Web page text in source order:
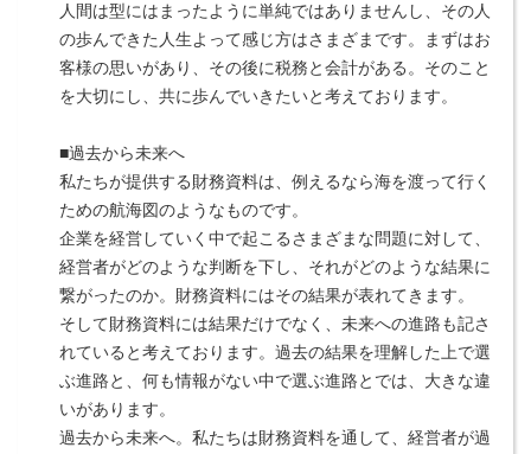
人間は型にはまったように単純ではありませんし、その人
の歩んできた人生よって感じ方はさまざまです。まずはお
客様の思いがあり、その後に税務と会計がある。そのこと
を大切にし、共に歩んでいきたいと考えております。
■過去から未来へ
私たちが提供する財務資料は、例えるなら海を渡って行く
ための航海図のようなものです。
企業を経営していく中で起こるさまざまな問題に対して、
経営者がどのような判断を下し、それがどのような結果に
繋がったのか。財務資料にはその結果が表れてきます。
そして財務資料には結果だけでなく、未来への進路も記さ
れていると考えております。過去の結果を理解した上で選
ぶ進路と、何も情報がない中で選ぶ進路とでは、大きな違
いがあります。
過去から未来へ。私たちは財務資料を通して、経営者が過